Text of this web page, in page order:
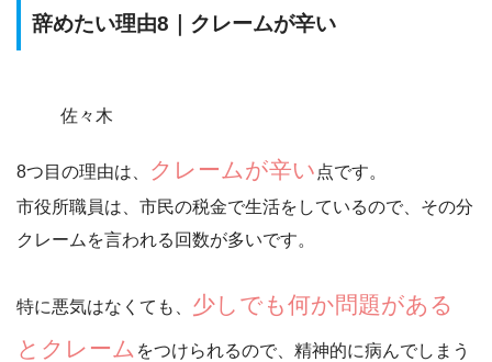
辞めたい理由8｜クレームが辛い
佐々木
8つ目の理由は、 クレームが辛い 点です。
市役所職員は、市民の税金で生活をしているので、その分
クレームを言われる回数が多いです。
特に悪気はなくても、 少しでも何か問題がある
とクレーム をつけられるので、精神的に病んでしまう